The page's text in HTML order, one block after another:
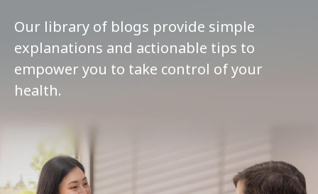
Our library of blogs provide simple
explanations and actionable tips to
empower you to take control of your
health.